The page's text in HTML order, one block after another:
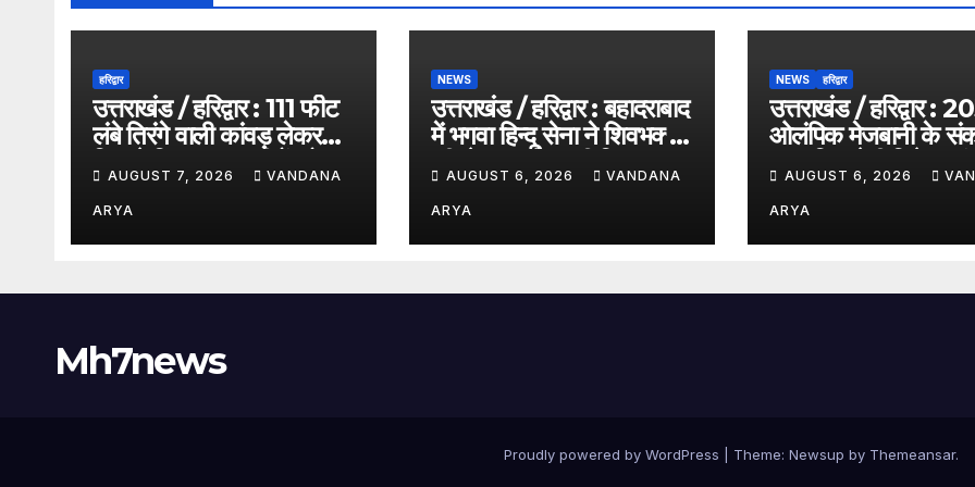
हरिद्वार
उत्तराखंड / हरिद्वार : 111 फीट
लंबे तिरंगे वाली कांवड़ लेकर
समर्पित अनूठी आस्था
यात्रा_देखे विडिओ !!
AUGUST 7, 2026 VANDANA
ARYA
NEWS
उत्तराखंड / हरिद्वार : बहादराबाद
में भगवा हिन्दू सेना ने शिवभक्तों
भोलेनाथ के जयकारों से गूंजा
वातावरण_देखे विडिओ !!
AUGUST 6, 2026 VANDANA
ARYA
NEWS हरिद्वार
उत्तराखंड / हरिद्वार :
ओलंपिक मेजबानी के
यात्रा, संतों ने दिया
का आशीर्वाद_देखे विडिओ
AUGUST 6, 2026
ARYA
Mh7news
Proudly powered by WordPress Theme: Newsup by Themeansar.